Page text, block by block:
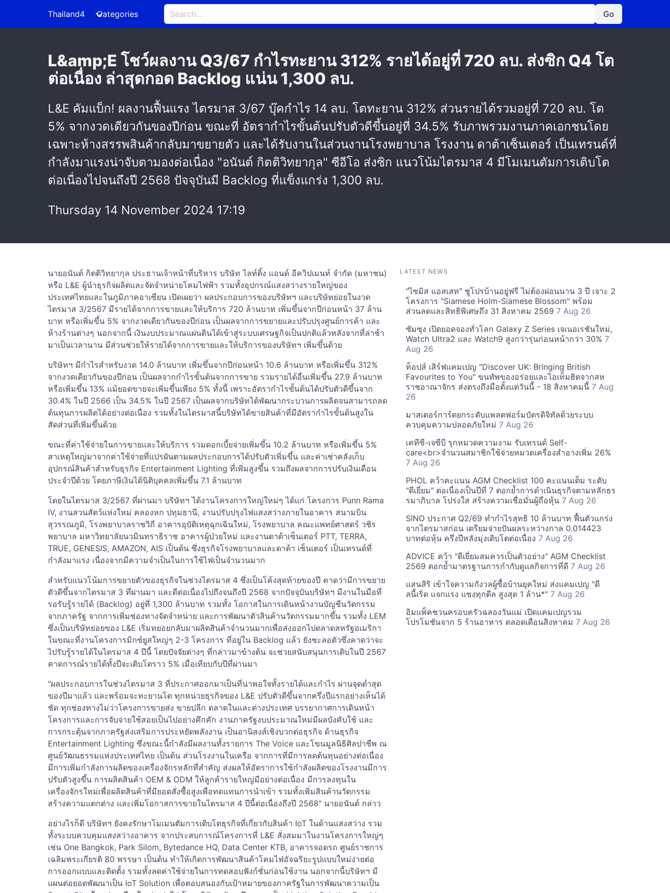
Thailand4 Categories Go
L&amp;E โชว์ผลงาน Q3/67 กำไรทะยาน 312% รายได้อยู่ที่ 720 ลบ. ส่งซิก Q4 โต
ต่อเนื่อง ล่าสุดกอด Backlog แน่น 1,300 ลบ.
L&E คัมแบ็ก! ผลงานฟื้นแรง ไตรมาส 3/67 บุ๊คกำไร 14 ลบ. โตทะยาน 312% ส่วนรายได้รวมอยู่ที่ 720 ลบ. โต
5% จากงวดเดียวกันของปีก่อน ขณะที่ อัตรากำไรขั้นต้นปรับตัวดีขึ้นอยู่ที่ 34.5% รับภาพรวมงานภาคเอกชนโดย
เฉพาะห้างสรรพสินค้ากลับมาขยายตัว และได้รับงานในส่วนงานโรงพยาบาล โรงงาน ดาต้าเซ็นเตอร์ เป็นเทรนด์ที่
กำลังมาแรงน่าจับตามองต่อเนื่อง "อนันต์ กิตติวิทยากุล" ซีอีโอ ส่งซิก แนวโน้มไตรมาส 4 มีโมเมนตัมการเติบโต
ต่อเนื่องไปจนถึงปี 2568 ปัจจุบันมี Backlog ที่แข็งแกร่ง 1,300 ลบ.
Thursday 14 November 2024 17:19
นายอนันต์ กิตติวิทยากุล ประธานเจ้าหน้าที่บริหาร บริษัท ไลท์ติ้ง แอนด์ อีควิปเมนท์ จำกัด (มหาชน)
หรือ L&E ผู้นำธุรกิจผลิตและจัดจำหน่ายโคมไฟฟ้า รวมทั้งอุปกรณ์แสงสว่างรายใหญ่ของ
ประเทศไทยและในภูมิภาคอาเซียน เปิดเผยว่า ผลประกอบการของบริษัทฯ และบริษัทย่อยในงวด
ไตรมาส 3/2567 มีรายได้จากการขายและให้บริการ 720 ล้านบาท เพิ่มขึ้นจากปีก่อนหน้า 37 ล้าน
บาท หรือเพิ่มขึ้น 5% จากงวดเดียวกันของปีก่อน เป็นผลจากการขยายและปรับปรุงศูนย์การค้า และ
ห้างร้านต่างๆ นอกจากนี้ เงินงบประมาณแผ่นดินได้เข้าสู่ระบบเศรษฐกิจเป็นปกติแล้วหลังจากที่ล่าช้า
มาเป็นเวลานาน มีส่วนช่วยให้รายได้จากการขายและให้บริการของบริษัทฯ เพิ่มขึ้นด้วย
บริษัทฯ มีกำไรสำหรับงวด 14.0 ล้านบาท เพิ่มขึ้นจากปีก่อนหน้า 10.6 ล้านบาท หรือเพิ่มขึ้น 312%
จากงวดเดียวกันของปีก่อน เป็นผลจากกำไรขั้นต้นจากการขาย รวมรายได้อื่นเพิ่มขึ้น 27.9 ล้านบาท
หรือเพิ่มขึ้น 13% แม้ยอดขายจะเพิ่มขึ้นเพียง 5% ทั้งนี้ เพราะอัตรากำไรขั้นต้นได้ปรับตัวดีขึ้นจาก
30.4% ในปี 2566 เป็น 34.5% ในปี 2567 เป็นผลจากบริษัทได้พัฒนากระบวนการผลิตจนสามารถลด
ต้นทุนการผลิตได้อย่างต่อเนื่อง รวมทั้งในไตรมาสนี้บริษัทได้ขายสินค้าที่มีอัตรากำไรขั้นต้นสูงใน
สัดส่วนที่เพิ่มขึ้นด้วย
ขณะที่ค่าใช้จ่ายในการขายและให้บริการ รวมดอกเบี้ยจ่ายเพิ่มขึ้น 10.2 ล้านบาท หรือเพิ่มขึ้น 5%
สาเหตุใหญ่มาจากค่าใช้จ่ายที่แปรผันตามผลประกอบการได้ปรับตัวเพิ่มขึ้น และค่าเช่าคลังเก็บ
อุปกรณ์สินค้าสำหรับธุรกิจ Entertainment Lighting ที่เพิ่มสูงขึ้น รวมถึงผลจากการปรับเงินเดือน
ประจำปีด้วย โดยภาษีเงินได้นิติบุคคลเพิ่มขึ้น 7.1 ล้านบาท
โดยในไตรมาส 3/2567 ที่ผ่านมา บริษัทฯ ได้งานโครงการใหญ่ใหม่ๆ ได้แก่ โครงการ Punn Rama
IV, งานสวนสัตว์แห่งใหม่ คลองหก ปทุมธานี, งานปรับปรุงไฟแสงสว่างภายในอาคาร สนามบิน
สุวรรณภูมิ, โรงพยาบาลราชวิถี อาคารอุบัติเหตุฉุกเฉินใหม่, โรงพยาบาล คณะแพทย์ศาสตร์ วชิร
พยาบาล มหาวิทยาลัยนวมินทราธิราช อาคารผู้ป่วยใหม่ และงานดาต้าเซ็นเตอร์ PTT, TERRA,
TRUE, GENESIS, AMAZON, AIS เป็นต้น ซึ่งธุรกิจโรงพยาบาลและดาต้า เซ็นเตอร์ เป็นเทรนด์ที่
กำลังมาแรง เนื่องจากมีความจำเป็นในการใช้ไฟเป็นจำนวนมาก
สำหรับแนวโน้มการขยายตัวของธุรกิจในช่วงไตรมาส 4 ซึ่งเป็นโค้งสุดท้ายของปี คาดว่ามีการขยาย
ตัวดีขึ้นจากไตรมาส 3 ที่ผ่านมา และดีต่อเนื่องไปถึงจนถึงปี 2568 จากปัจจุบันบริษัทฯ มีงานในมือที่
รอรับรู้รายได้ (Backlog) อยู่ที่ 1,300 ล้านบาท รวมทั้ง โอกาสในการเดินหน้างานบัญชีนวัตกรรม
จากภาครัฐ จากการเพิ่มช่องทางจัดจำหน่าย และการพัฒนาตัวสินค้านวัตกรรมมากขึ้น รวมทั้ง LEM
ซึ่งเป็นบริษัทย่อยของ L&E เริ่มทยอยกลับมาผลิตสินค้าจำนวนมากเพื่อส่งออกไปตลาดสหรัฐอเมริกา
ในขณะที่งานโครงการมิกซ์ยูสใหญ่ๆ 2-3 โครงการ ที่อยู่ใน Backlog แล้ว ยังชะลอตัวซึ่งคาดว่าจะ
ไปรับรู้รายได้ในไตรมาส 4 ปีนี้ โดยปัจจัยต่างๆ ที่กล่าวมาข้างต้น จะช่วยสนับสนุนการเติบในปี 2567
คาดการณ์รายได้ทั้งปีจะเติบโตราว 5% เมื่อเทียบกับปีที่ผ่านมา
"ผลประกอบการในช่วงไตรมาส 3 ที่ประกาศออกมาเป็นที่น่าพอใจทั้งรายได้และกำไร ผ่านจุดต่ำสุด
ของปีมาแล้ว และพร้อมจะทะยานโต ทุกหน่วยธุรกิจของ L&E ปรับตัวดีขึ้นจากครึ่งปีแรกอย่างเห็นได้
ชัด ทุกช่องทางไม่ว่าโครงการขายส่ง ขายปลีก ตลาดในและต่างประเทศ บรรยากาศการเดินหน้า
โครงการและการจับจ่ายใช้สอยเป็นไปอย่างคึกคัก งานภาครัฐงบประมาณใหม่มีผลบังคับใช้ และ
การกระตุ้นจากภาครัฐส่งเสริมการประหยัดพลังงาน เป็นอานิสงส์เชิงบวกต่อธุรกิจ ด้านธุรกิจ
Entertainment Lighting ซึ่งขณะนี้กำลังมีผลงานทั้งรายการ The Voice และโขนมูลนิธิศิลปาชีพ ณ
ศูนย์วัฒนธรรมแห่งประเทศไทย เป็นต้น ส่วนโรงงานในเครือ จากการที่มีการลดต้นทุนอย่างต่อเนื่อง
มีการเพิ่มกำลังการผลิตของเครื่องจักรหลักที่สำคัญ ส่งผลให้อัตราการใช้กำลังผลิตของโรงงานมีการ
ปรับตัวสูงขึ้น การผลิตสินค้า OEM & ODM ให้ลูกค้ารายใหญ่มีอย่างต่อเนื่อง มีการลงทุนใน
เครื่องจักรใหม่เพื่อผลิตสินค้าที่มียอดสั่งซื้อสูงเพื่อทดแทนการนำเข้า รวมทั้งเพิ่มสินค้านวัตกรรม
สร้างความแตกต่าง และเพิ่มโอกาสการขายในไตรมาส 4 ปีนี้ต่อเนื่องถึงปี 2568" นายอนันต์ กล่าว
อย่างไรก็ดี บริษัทฯ ยังคงรักษาโมเมนตัมการเติบโตธุรกิจที่เกี่ยวกับสินค้า IoT ในด้านแสงสว่าง รวม
ทั้งระบบควบคุมแสงสว่างอาคาร จากประสบการณ์โครงการที่ L&E สั่งสมมาในงานโครงการใหญ่ๆ
เช่น One Bangkok, Park Silom, Bytedance HQ, Data Center KTB, อาคารจอดรถ ศูนย์ราชการ
เฉลิมพระเกียรติ 80 พรรษา เป็นต้น ทำให้เกิดการพัฒนาสินค้าโคมไฟอัจฉริยะรูปแบบใหม่ง่ายต่อ
การออกแบบและติดตั้ง รวมทั้งลดค่าใช้จ่ายในการทดสอบฟังก์ชั่นก่อนใช้งาน นอกจากนี้บริษัทฯ มี
แผนต่อยอดพัฒนาเป็น IoT Solution เพื่อตอบสนองกับเป้าหมายของภาครัฐในการพัฒนาความเป็น
LATEST NEWS
"ไซมิส แอสเสท" ชูโปรบ้านอยู่ฟรี ไม่ต้องผ่อนนาน 3 ปี เจาะ 2
โครงการ "Siamese Holm-Siamese Blossom" พร้อม
ส่วนลดและสิทธิพิเศษถึง 31 สิงหาคม 2569 7 Aug 26
ซัมซุง เปิดยอดจองทั่วโลก Galaxy Z Series เจเนอเรชันใหม่,
Watch Ultra2 และ Watch9 สูงกว่ารุ่นก่อนหน้ากว่า 30% 7
Aug 26
ท็อปส์ เสิร์ฟแคมเปญ "Discover UK: Bringing British
Favourites to You" ขนทัพของอร่อยและไอเท็มฮิตจากสห
ราชอาณาจักร ส่งตรงถึงมือตั้งแต่วันนี้ - 18 สิงหาคมนี้ 7 Aug
26
มาสเตอร์การ์ดยกระดับแพลตฟอร์มบัตรดิจิทัลด้วยระบบ
ควบคุมความปลอดภัยใหม่ 7 Aug 26
เคทีซี-เจซีบี รุกหมวดความงาม รับเทรนด์ Self-
care<br>จำนวนสมาชิกใช้จ่ายหมวดเครื่องสำอางเพิ่ม 26%
7 Aug 26
PHOL คว้าคะแนน AGM Checklist 100 คะแนนเต็ม ระดับ
"ดีเยี่ยม" ต่อเนื่องเป็นปีที่ 7 ตอกย้ำการดำเนินธุรกิจตามหลักธร
รมาภิบาล โปร่งใส สร้างความเชื่อมั่นผู้ถือหุ้น 7 Aug 26
SINO ประกาศ Q2/69 ทำกำไรสุทธิ 10 ล้านบาท ฟื้นตัวแกร่ง
จากไตรมาสก่อน เตรียมจ่ายปันผลระหว่างกาล 0.014423
บาทต่อหุ้น ครึ่งปีหลังมุ่งเติบโตต่อเนื่อง 7 Aug 26
ADVICE คว้า "ดีเยี่ยมสมควรเป็นตัวอย่าง" AGM Checklist
2569 ตอกย้ำมาตรฐานการกำกับดูแลกิจการที่ดี 7 Aug 26
แสนสิริ เข้าใจความกังวลผู้ซื้อบ้านยุคใหม่ ส่งแคมเปญ "ดี
ลนี้เริ่ด แจกแรง แซงทุกดีล สูงสุด 1 ล้าน*" 7 Aug 26
อิมแพ็คชวนครอบครัวฉลองวันแม่ เปิดแคมเปญรวม
โปรโมชันจาก 5 ร้านอาหาร ตลอดเดือนสิงหาคม 7 Aug 26